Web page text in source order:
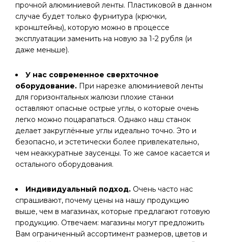
прочной алюминиевой ленты. Пластиковой в данном
случае будет только фурнитура (крючки,
кронштейны), которую можно в процессе
эксплуатации заменить на новую за 1-2 рубля (и
даже меньше).
У нас современное сверхточное
оборудование. При нарезке алюминиевой ленты
для горизонтальных жалюзи плохие станки
оставляют опасные острые углы, о которые очень
легко можно поцарапаться. Однако наш станок
делает закруглённые углы идеально точно. Это и
безопасно, и эстетически более привлекательно,
чем неаккуратные заусенцы. То же самое касается и
остального оборудования.
Индивидуальный подход. Очень часто нас
спрашивают, почему цены на нашу продукцию
выше, чем в магазинах, которые предлагают готовую
продукцию. Отвечаем: магазины могут предложить
Вам ограниченный ассортимент размеров, цветов и